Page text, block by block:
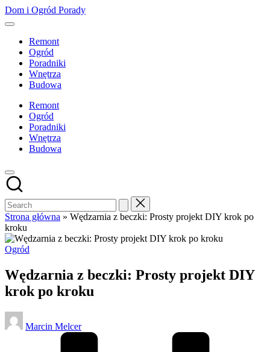
Skip
to
Dom i Ogród Porady
Remont
Ogród
Poradniki
Wnętrza
Budowa
Remont
Ogród
Poradniki
Wnętrza
Budowa
Strona główna » Wędzarnia z beczki: Prosty projekt DIY krok po
kroku
Posted
Ogród
Wędzarnia z beczki: Prosty projekt DIY
krok po kroku
Posted
by
Marcin Melcer